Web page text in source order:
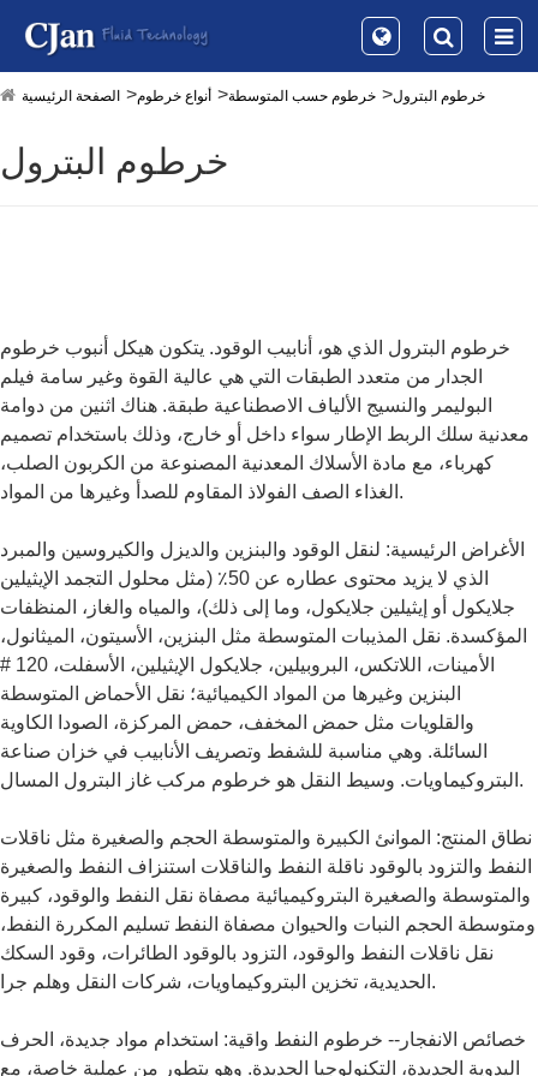
الصفحة الرئيسية أنواع خرطوم خرطوم حسب المتوسطة خرطوم البترول
خرطوم البترول
خرطوم البترول الذي هو، أنابيب الوقود. يتكون هيكل أنبوب خرطوم
الجدار من متعدد الطبقات التي هي عالية القوة وغير سامة فيلم
البوليمر والنسيج الألياف الاصطناعية طبقة. هناك اثنين من دوامة
معدنية سلك الربط الإطار سواء داخل أو خارج، وذلك باستخدام تصميم
كهرباء، مع مادة الأسلاك المعدنية المصنوعة من الكربون الصلب،
الغذاء الصف الفولاذ المقاوم للصدأ وغيرها من المواد.
الأغراض الرئيسية: لنقل الوقود والبنزين والديزل والكيروسين والمبرد
الذي لا يزيد محتوى عطاره عن 50٪ (مثل محلول التجمد الإيثيلين
جلايكول أو إيثيلين جلايكول، وما إلى ذلك)، والمياه والغاز، المنظفات
المؤكسدة. نقل المذيبات المتوسطة مثل البنزين، الأسيتون، الميثانول،
الأمينات، اللاتكس، البروبيلين، جلايكول الإيثيلين، الأسفلت، 120 #
البنزين وغيرها من المواد الكيميائية؛ نقل الأحماض المتوسطة
والقلويات مثل حمض المخفف، حمض المركزة، الصودا الكاوية
السائلة. وهي مناسبة للشفط وتصريف الأنابيب في خزان صناعة
البتروكيماويات. وسيط النقل هو خرطوم مركب غاز البترول المسال.
نطاق المنتج: الموانئ الكبيرة والمتوسطة الحجم والصغيرة مثل ناقلات
النفط والتزود بالوقود ناقلة النفط والناقلات استنزاف النفط والصغيرة
والمتوسطة والصغيرة البتروكيميائية مصفاة نقل النفط والوقود، كبيرة
ومتوسطة الحجم النبات والحيوان مصفاة النفط تسليم المكررة النفط،
نقل ناقلات النفط والوقود، التزود بالوقود الطائرات، وقود السكك
الحديدية، تخزين البتروكيماويات، شركات النقل وهلم جرا.
خصائص الانفجار-- خرطوم النفط واقية: استخدام مواد جديدة، الحرف
اليدوية الجديدة، التكنولوجيا الجديدة. وهو يتطور من عملية خاصة، مع